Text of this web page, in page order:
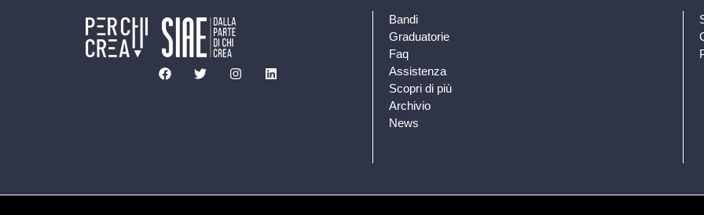
Bandi
Graduatorie
Faq
Assistenza
Scopri di più
Archivio
News